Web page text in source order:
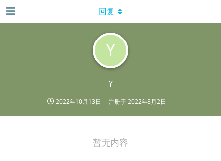
Y
Y
2022年10月13日 注册于2022年8月2日
回复
暂无内容